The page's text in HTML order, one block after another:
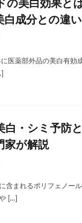
の美白効果と
白成分との違
医薬部外品の美白有効
白・シミ予防
家が解説
含まれるポリフェノー
[…]